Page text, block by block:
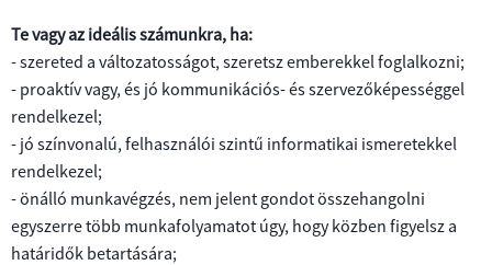
III.
GAZDÁLKODÁSI
ADATOK
Statisztikai
összegzés
PÁLYÁZATI
FELHÍVÁS
INGATLAN
ÉRTÉKESÍTÉSÉRE
AJÁNLATI
FELHÍVÁS
ESZKÖZÖK
ÉRTÉKESÍTÉSÉRE
DOKUMENTUMOK,
TÁJÉKOZTATÓK,
FELHÍVÁSOK
SCHAEFFLER
SAVARIA
KALANDVÁROS
TÓFÜRDŐ
SZÁNKÓPÁLYA
Te vagy az ideális számunkra, ha:
- szereted a változatosságot, szeretsz emberekkel foglalkozni;
- proaktív vagy, és jó kommunikációs- és szervezőképességgel
rendelkezel;
- jó színvonalú, felhasználói szintű informatikai ismeretekkel
rendelkezel;
- önálló munkavégzés, nem jelent gondot összehangolni
egyszerre több munkafolyamatot úgy, hogy közben figyelsz a
határidők betartására;